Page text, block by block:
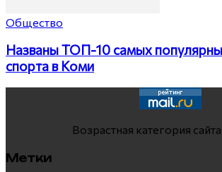
Общество
Названы ТОП-10 самых
спорта в Коми
Возрастная категория
Метки